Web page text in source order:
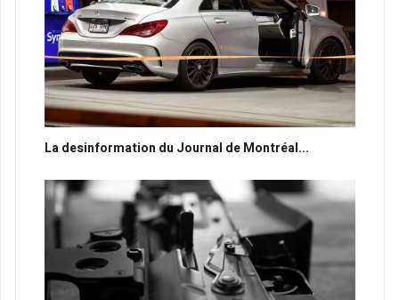
La desinformation du Journal de Montréal...